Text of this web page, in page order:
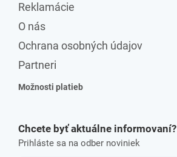
Reklamácie
O nás
Ochrana osobných údajov
Partneri
Možnosti platieb
Chcete byť aktuálne informovaní?
Prihláste sa na odber noviniek